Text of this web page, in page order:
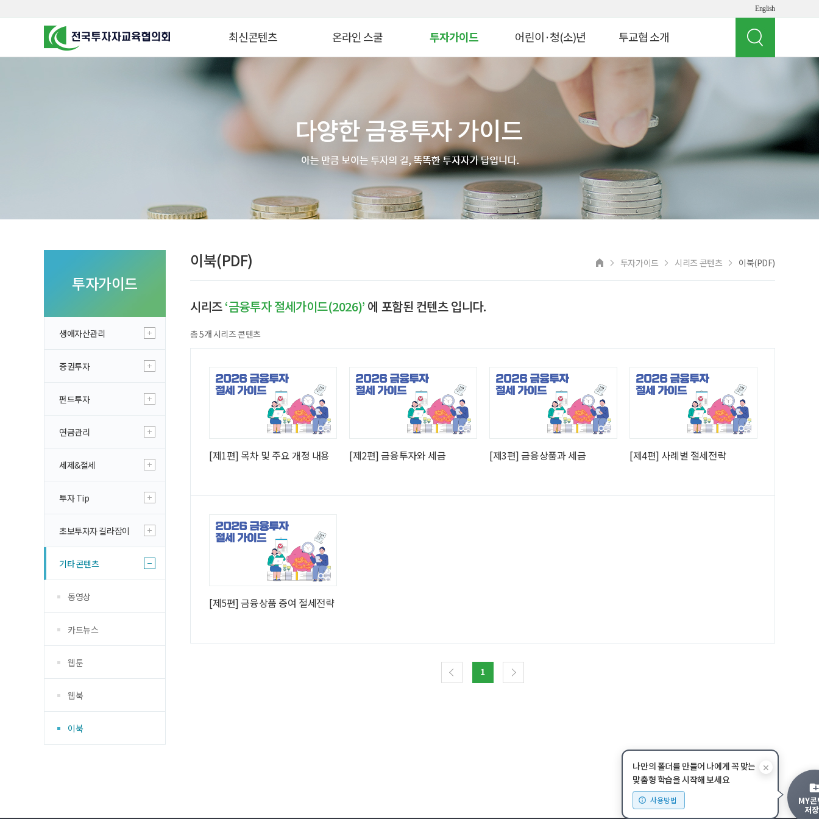
English
최신콘텐츠
찾아가는 군장병 금융투자교육
찾아가는 연금ᆞ자산 관리 교육
군장병 금융투자 아카데미
자립준비청년을 위한 든든한 금융!
1:1 자산관리법
실전투자 Insight
온라인 스쿨
연금 스쿨
생애자산관리스쿨
대체투자스쿨
파생상품스쿨
시니어 디지털 금융스쿨
투자가이드
생애자산관리
펀드투자
연금관리
세제&절세
어린이·청(소)년
늘봄교육
파이낸셜 빌리지
모의투자게임 체험
꿈꾸는 여의도 경제버스
금융투자 뮤지컬 '아임유'
어린이&청소년
투교협 소개
투교협 소개
주요 사업
오시는 길
공지사항
상담 연락처
투자가이드
생애자산관리
증권투자
펀드투자
연금관리
세제&절세
투자 Tip
초보투자자 길라잡이
기타 콘텐츠
동영상
카드뉴스
웹툰
웹북
이북
이북(PDF) 투자가이드 시리즈 콘텐츠 이북(PDF)
시리즈‘금융투자 절세가이드(2026)’ 에 포함된 컨텐츠 입니다.
총 5개 시리즈 콘텐츠
[제1편] 목차 및 주요 개정 내용 [제2편] 금융투자와 세금 [제3편] 금융상품과 세금 [제4편] 사례별 절세전략
[제5편] 금융상품 증여 절세전략
1
나만의 폴더를 만들어 나에게 꼭 맞는
맞춤형 학습을 시작해 보세요
사용방법
✕
MY
저